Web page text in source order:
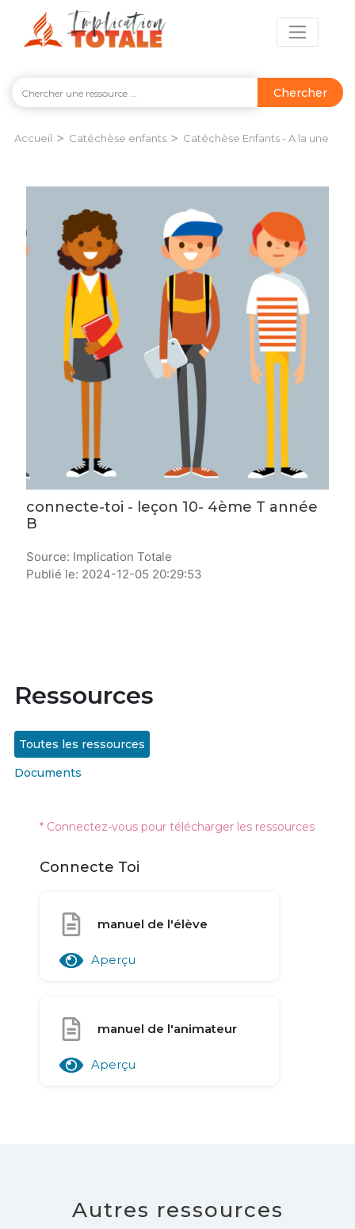
Chercher
Accueil > Catéchèse enfants > Catéchèse Enfants - A la une
connecte-toi - leçon 10- 4ème T année
B
Source: Implication Totale
Publié le: 2024-12-05 20:29:53
Ressources
Toutes les ressources
Documents
* Connectez-vous pour télécharger les ressources
Connecte Toi
manuel de l'élève
Aperçu
manuel de l'animateur
Aperçu
Autres ressources